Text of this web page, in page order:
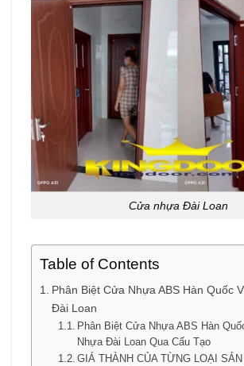
Cửa nhựa Đài Loan
Table of Contents
Phân Biệt Cửa Nhựa ABS Hàn Quốc
Đài Loan
Phân Biệt Cửa Nhựa ABS Hàn
Nhựa Đài Loan Qua Cấu Tạo
GIÁ THÀNH CỦA TỪNG LOẠI SẢN